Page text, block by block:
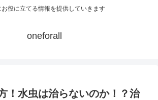
お役に立てる情報を提供していきます
oneforall
！水虫は治らないのか！？治